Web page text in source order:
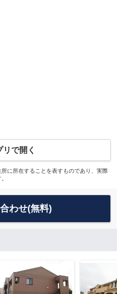
で開く
に所在することを表すものであり、実際
わせ(無料)